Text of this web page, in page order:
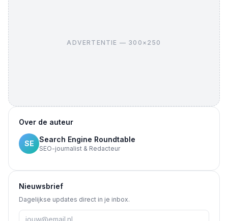
ADVERTENTIE — 300×250
Over de auteur
SE Search Engine Roundtable
SEO-journalist & Redacteur
Nieuwsbrief
Dagelijkse updates direct in je inbox.